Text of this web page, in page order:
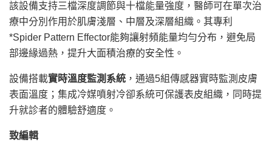
該設備支持三檔深度調節與十檔能量強度，醫師可在單次治
療中分別作用於肌膚淺層、中層及深層組織。其專利
*Spider Pattern Effector能夠讓射頻能量均勻分布，避免局
部邊緣過熱，提升大面積治療的安全性。
設備搭載實時溫度監測系統 ，通過5組傳感器實時監測皮膚
表面溫度；集成冷媒噴射冷卻系統可保護表皮組織，同時提
升就診者的體驗舒適度。
致編輯